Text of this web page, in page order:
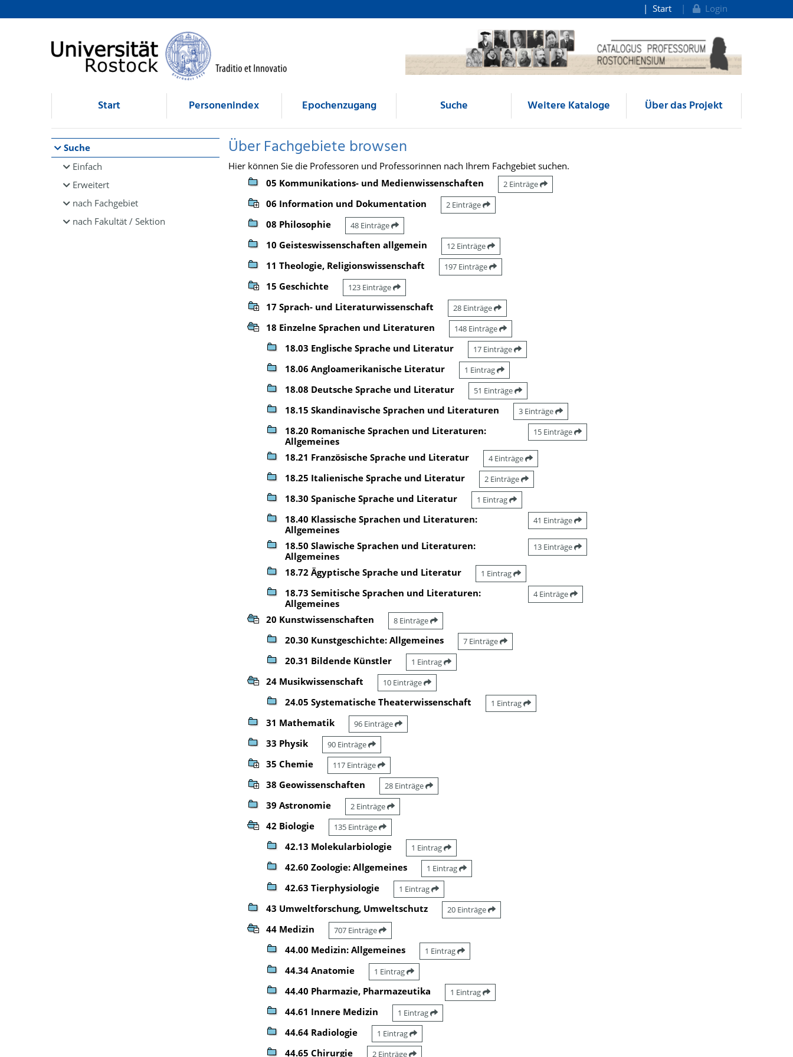
Browsen
direkt zum Inhalt
Start Login
Start Personenindex Epochenzugang Suche Weitere Kataloge Über das Projekt
Suche
Einfach
Erweitert
nach Fachgebiet
nach Fakultät / Sektion
Über Fachgebiete browsen
Hier können Sie die Professoren und Professorinnen nach Ihrem Fachgebiet suchen.
05 Kommunikations- und Medienwissenschaften
2 Einträge
06 Information und Dokumentation 2 Einträge
08 Philosophie 48 Einträge
10 Geisteswissenschaften allgemein 12 Einträge
11 Theologie, Religionswissenschaft 197 Einträge
15 Geschichte 123 Einträge
17 Sprach- und Literaturwissenschaft 28 Einträge
18 Einzelne Sprachen und Literaturen 148 Einträge
18.03 Englische Sprache und Literatur 17 Einträge
18.06 Angloamerikanische Literatur 1 Eintrag
18.08 Deutsche Sprache und Literatur 51 Einträge
18.15 Skandinavische Sprachen und Literaturen 3 Einträge
18.20 Romanische Sprachen und Literaturen:
Allgemeines
15 Einträge
18.21 Französische Sprache und Literatur 4 Einträge
18.25 Italienische Sprache und Literatur 2 Einträge
18.30 Spanische Sprache und Literatur 1 Eintrag
18.40 Klassische Sprachen und Literaturen:
Allgemeines
41 Einträge
18.50 Slawische Sprachen und Literaturen:
Allgemeines
13 Einträge
18.72 Ägyptische Sprache und Literatur 1 Eintrag
18.73 Semitische Sprachen und Literaturen:
Allgemeines
4 Einträge
20 Kunstwissenschaften 8 Einträge
20.30 Kunstgeschichte: Allgemeines 7 Einträge
20.31 Bildende Künstler 1 Eintrag
24 Musikwissenschaft 10 Einträge
24.05 Systematische Theaterwissenschaft 1 Eintrag
31 Mathematik 96 Einträge
33 Physik 90 Einträge
35 Chemie 117 Einträge
38 Geowissenschaften 28 Einträge
39 Astronomie 2 Einträge
42 Biologie 135 Einträge
42.13 Molekularbiologie 1 Eintrag
42.60 Zoologie: Allgemeines 1 Eintrag
42.63 Tierphysiologie 1 Eintrag
43 Umweltforschung, Umweltschutz 20 Einträge
44 Medizin 707 Einträge
44.00 Medizin: Allgemeines 1 Eintrag
44.34 Anatomie 1 Eintrag
44.40 Pharmazie, Pharmazeutika 1 Eintrag
44.61 Innere Medizin 1 Eintrag
44.64 Radiologie 1 Eintrag
44.65 Chirurgie 2 Einträge